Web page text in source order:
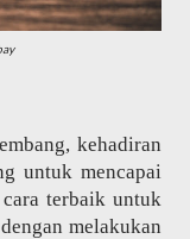
kehadiran
untuk mencapai
terbaik untuk
melakukan